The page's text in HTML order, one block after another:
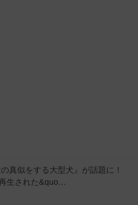
の真似をする大型犬』が話題に！
生された&quo…